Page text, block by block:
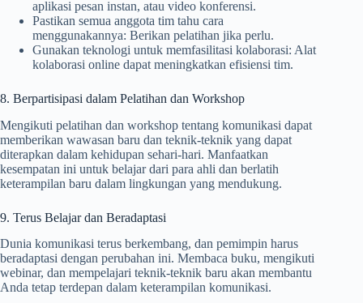
aplikasi pesan instan, atau video konferensi.
Pastikan semua anggota tim tahu cara
menggunakannya: Berikan pelatihan jika perlu.
Gunakan teknologi untuk memfasilitasi kolaborasi: Alat
kolaborasi online dapat meningkatkan efisiensi tim.
8. Berpartisipasi dalam Pelatihan dan Workshop
Mengikuti pelatihan dan workshop tentang komunikasi dapat
memberikan wawasan baru dan teknik-teknik yang dapat
diterapkan dalam kehidupan sehari-hari. Manfaatkan
kesempatan ini untuk belajar dari para ahli dan berlatih
keterampilan baru dalam lingkungan yang mendukung.
9. Terus Belajar dan Beradaptasi
Dunia komunikasi terus berkembang, dan pemimpin harus
beradaptasi dengan perubahan ini. Membaca buku, mengikuti
webinar, dan mempelajari teknik-teknik baru akan membantu
Anda tetap terdepan dalam keterampilan komunikasi.